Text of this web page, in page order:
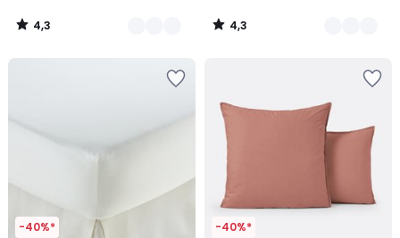
4,3
/
4,3
/
-40%* -40%*